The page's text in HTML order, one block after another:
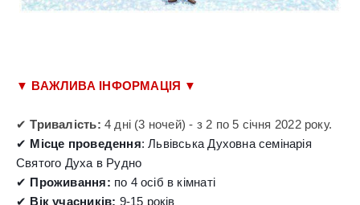
▼ ВАЖЛИВА ІНФОРМАЦІЯ ▼
✔ Тривалість: 4 дні (3 ночей) - з 2 по 5 січня 2022 року.
✔ Місце проведення: Львівська Духовна семінарія
✔ Проживання:
по 4 осіб в кімнаті
✔ Вік учасників: